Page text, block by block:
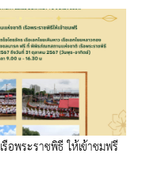
พระราชพิธี ให้เข้าชมฟรี